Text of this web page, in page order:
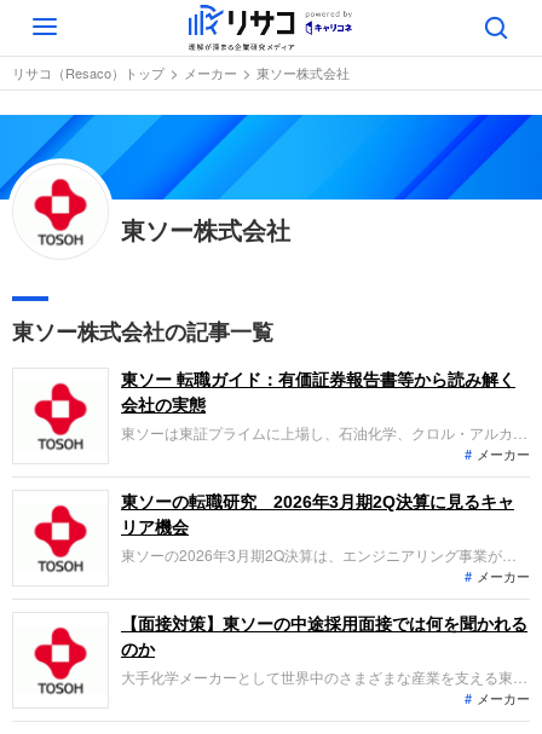
Toggle
navigation
リサコ（Resaco）トップ メーカー 東ソー株式会社
東ソー株式会社
東ソー株式会社の記事一覧
東ソー 転職ガイド：有価証券報告書等から読み解く
会社の実態
東ソーは東証プライムに上場し、石油化学、クロル・アルカ
リ、機能商品、エンジニアリング事業を展開する総合化学メー
カーです。直近の業績は、主要製品の海外市況下落や在庫受払
差の悪化により減収減益となっています。一方で、成長分野へ
の投資や積極的な株主還元を進め、中長期的な企業価値向上を
目指しています。
メーカー
東ソーの転職研究 2026年3月期2Q決算に見るキャ
リア機会
東ソーの2026年3月期2Q決算は、エンジニアリング事業が大
幅増益を達成。米国子会社の減損損失計上により純利益は減少
したものの、半導体関連の好調が全体の収益を支えています。
「なぜ今東ソーなのか？」、転職希望者がどの事業で活躍でき
るのか、将来の成長戦略を整理します。
メーカー
【面接対策】東ソーの中途採用面接では何を聞かれる
のか
大手化学メーカーとして世界中のさまざまな産業を支える東ソ
ーへの転職。中途採用面接は新卒の場合と違い、これまでの仕
事への取り組み方や成果を具体的に問われるほか、キャリアシ
メーカー